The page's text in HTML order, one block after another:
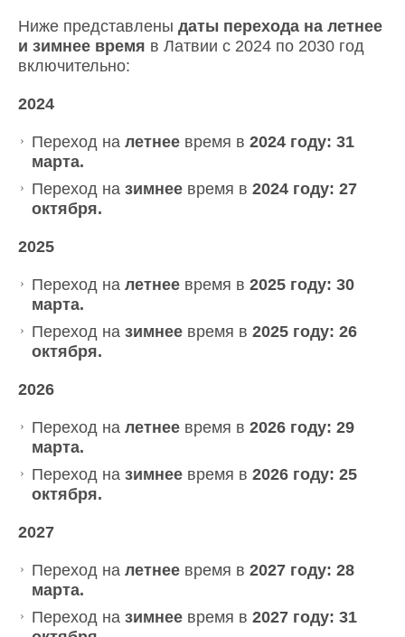
Ниже представлены даты перехода на летнее
и зимнее время в Латвии с 2024 по 2030 год
включительно:
2024
Переход на летнее время в 2024 году: 31
марта.
Переход на зимнее время в 2024 году: 27
октября.
2025
Переход на летнее время в 2025 году: 30
марта.
Переход на зимнее время в 2025 году: 26
октября.
2026
Переход на летнее время в 2026 году: 29
марта.
Переход на зимнее время в 2026 году: 25
октября.
2027
Переход на летнее время в 2027 году: 28
марта.
Переход на зимнее время в 2027 году: 31